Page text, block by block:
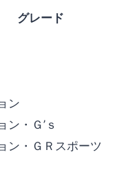
グレード
ン
ン・Ｇ’ｓ
ン・ＧＲスポーツ